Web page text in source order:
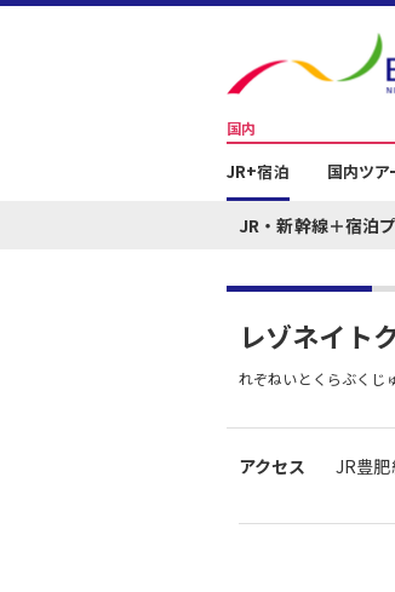
国内
JR+宿泊 国内ツア
JR・新幹線＋宿泊
レゾネイト
れぞねいとくらぶくじ
アクセス JR豊